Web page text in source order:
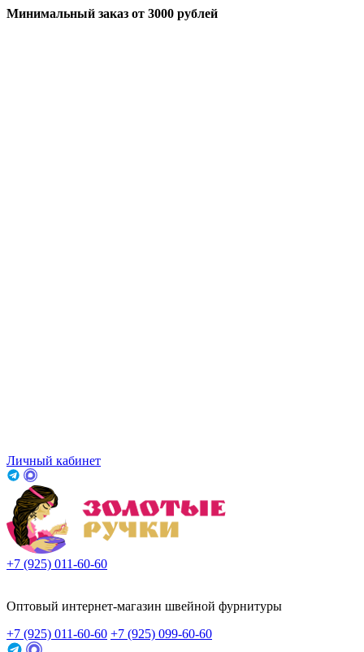
Минимальный заказ от 3000 рублей
Личный кабинет
+7 (925) 011-60-60
Оптовый интернет-магазин швейной фурнитуры
+7 (925) 011-60-60 +7 (925) 099-60-60